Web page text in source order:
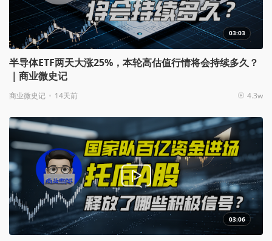
03:03
半导体ETF两天大涨25%，本轮高估值行情将会持续多久？
｜商业微史记
商业微史记 14天前 4.3w
03:06